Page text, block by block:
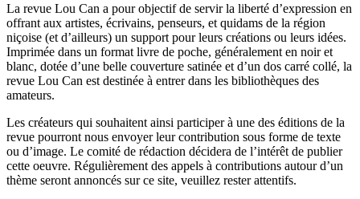
La revue Lou Can a pour objectif de servir la liberté d’expression en
offrant aux artistes, écrivains, penseurs, et quidams de la région
niçoise (et d’ailleurs) un support pour leurs créations ou leurs idées.
Imprimée dans un format livre de poche, généralement en noir et
blanc, dotée d’une belle couverture satinée et d’un dos carré collé, la
revue Lou Can est destinée à entrer dans les bibliothèques des
amateurs.
Les créateurs qui souhaitent ainsi participer à une des éditions de la
revue pourront nous envoyer leur contribution sous forme de texte
ou d’image. Le comité de rédaction décidera de l’intérêt de publier
cette oeuvre. Régulièrement des appels à contributions autour d’un
thème seront annoncés sur ce site, veuillez rester attentifs.